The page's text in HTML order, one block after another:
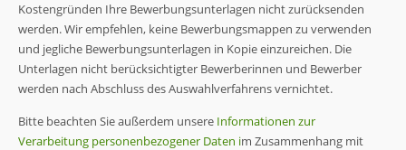
Kostengründen Ihre Bewerbungsunterlagen nicht zurücksenden
werden. Wir empfehlen, keine Bewerbungsmappen zu verwenden
und jegliche Bewerbungsunterlagen in Kopie einzureichen. Die
Unterlagen nicht berücksichtigter Bewerberinnen und Bewerber
werden nach Abschluss des Auswahlverfahrens vernichtet.
Bitte beachten Sie außerdem unsere Informationen zur
Verarbeitung personenbezogener Daten im Zusammenhang mit